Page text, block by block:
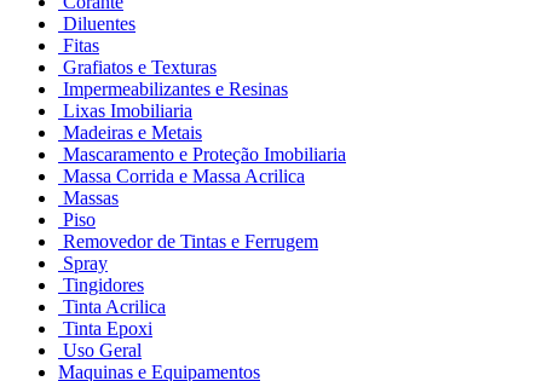
Diluentes
Fitas
Grafiatos e Texturas
Impermeabilizantes e Resinas
Lixas Imobiliaria
Madeiras e Metais
Mascaramento e Proteção Imobiliaria
Massa Corrida e Massa Acrilica
Massas
Piso
Removedor de Tintas e Ferrugem
Spray
Tingidores
Tinta Acrilica
Tinta Epoxi
Uso Geral
Maquinas e Equipamentos